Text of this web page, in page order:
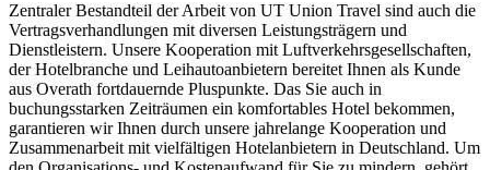
Zentraler Bestandteil der Arbeit von UT Union Travel sind auch die
Vertragsverhandlungen mit diversen Leistungsträgern und
Dienstleistern. Unsere Kooperation mit Luftverkehrsgesellschaften,
der Hotelbranche und Leihautoanbietern bereitet Ihnen als Kunde
aus Overath fortdauernde Pluspunkte. Das Sie auch in
buchungsstarken Zeiträumen ein komfortables Hotel bekommen,
garantieren wir Ihnen durch unsere jahrelange Kooperation und
Zusammenarbeit mit vielfältigen Hotelanbietern in Deutschland. Um